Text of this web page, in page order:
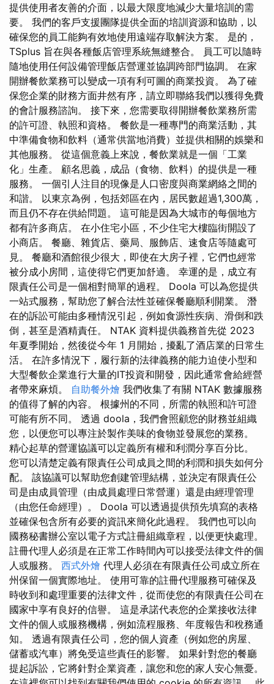
提供使用者友善的介面，以最大限度地減少大量培訓的需
要。 我們的客戶支援團隊提供全面的培訓資源和協助，以
確保您的員工能夠有效地使用遠端存取解決方案。 是的，
TSplus 旨在與各種飯店管理系統無縫整合。 員工可以隨時
隨地使用任何設備管理飯店營運並協調跨部門協調。 在家
開辦餐飲業務可以變成一項有利可圖的商業投資。 為了確
保您企業的財務方面井然有序，請立即聯絡我們以獲得免費
的會計服務諮詢。 接下來，您需要取得開辦餐飲業務所需
的許可證、執照和資格。 餐飲是一種專門的商業活動，其
中準備食物和飲料（通常供當地消費）並提供相關的娛樂和
其他服務。 從這個意義上來說，餐飲業就是一個「工業
化」生產。 顧名思義，成品（食物、飲料）的提供是一種
服務。 一個引人注目的現像是人口密度與商業網絡之間的
和諧。 以東京為例，包括郊區在內，居民數超過1,300萬，
而且仍不存在供給問題。 這可能是因為大城市的每個地方
都有許多商店。 在小住宅小區，不少住宅大樓臨街開設了
小商店。 餐廳、雜貨店、藥局、服飾店、速食店等隨處可
見。 餐廳和酒館很少很大，即使在大房子裡，它們也經常
被分成小房間，這使得它們更加舒適。 幸運的是，成立有
限責任公司是一個相對簡單的過程。 Doola 可以為您提供
一站式服務，幫助您了解合法性並確保餐廳順利開業。 潛
在的訴訟可能由多種情況引起，例如食源性疾病、滑倒和跌
倒，甚至是酒精責任。 NTAK 資料提供義務首先從 2023
年夏季開始，然後從今年 1 月開始，擾亂了酒店業的日常生
活。 在許多情況下，履行新的法律義務的能力迫使小型和
大型餐飲企業進行大量的IT投資和開發，因此通常會給經營
者帶來麻煩。 自助餐外燴 我們收集了有關 NTAK 數據服務
的值得了解的內容。 根據州的不同，所需的執照和許可證
可能有所不同。 透過 doola，我們會照顧您的財務並組織
您，以便您可以專注於製作美味的食物並發展您的業務。
精心起草的營運協議可以定義所有權和利潤分享百分比。
您可以清楚定義有限責任公司成員之間的利潤和損失如何分
配。 該協議可以幫助您創建管理結構，並決定有限責任公
司是由成員管理（由成員處理日常營運）還是由經理管理
（由您任命經理）。 Doola 可以透過提供預先填寫的表格
並確保包含所有必要的資訊來簡化此過程。 我們也可以向
國務秘書辦公室以電子方式註冊組織章程，以便更快處理。
註冊代理人必須是在正常工作時間內可以接受法律文件的個
人或服務。 西式外燴 代理人必須在有限責任公司成立所在
州保留一個實際地址。 使用可靠的註冊代理服務可確保及
時收到和處理重要的法律文件，從而使您的有限責任公司在
國家中享有良好的信譽。 這是承諾代表您的企業接收法律
文件的個人或服務機構，例如流程服務、年度報告和稅務通
知。 透過有限責任公司，您的個人資產（例如您的房屋、
儲蓄或汽車）將免受這些責任的影響。 如果針對您的餐廳
提起訴訟，它將針對企業資產，讓您和您的家人安心無憂。